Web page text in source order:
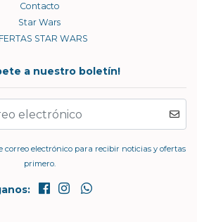
Contacto
Star Wars
STAR WARS
a nuestro boletín!
correo electrónico para recibir noticias y ofertas
primero.